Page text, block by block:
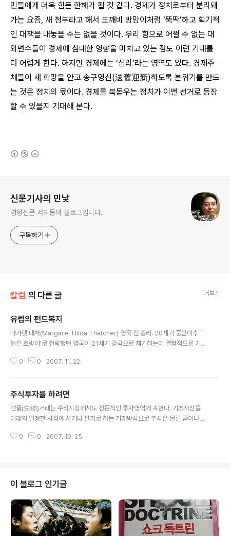
민들에게 더욱 힘든 한해가 될 것 같다. 경제가 정치로부터 분리돼
가는 요즘, 새 정부라고 해서 도깨비 방망이처럼 ‘뚝딱’하고 획기적
인 대책을 내놓을 수는 없을 것이다. 우리 힘으로 어쩔 수 없는 대
외변수들이 경제에 심대한 영향을 미치고 있는 점도 이런 기대를
더 어렵게 한다. 하지만 경제에는 ‘심리’라는 영역도 있다. 경제주
체들이 새 희망을 안고 송구영신(送舊迎新)하도록 분위기를 만드
는 것은 정치의 몫이다. 경제를 북돋우는 정치가 이번 선거로 등장
할 수 있을지 기대해 본다.
신문기사의 민낯
경향신문 서의동의 블로그입니다.
구독하기
칼럼 의 다른 글 더보기
유럽의 펀드복지
마가렛 대처(Margaret Hilda Thatcher) 영국 전 총리. 20세기 중반이후 `
늙은 호랑이'로 전락했던 영국이 21세기 강국으로 재기하는데 결정적으로 기여
들은 잘 알려져 있지만 광산노조와 1년반에 걸친 사투끝에 석탄산업 합리화를
셔 지방의 한 탄광노조 밴드를 소재로 한 영화 `브래스드 오프'(Brassed off)
에서 본 실직광부들의 고단한 모습들이 생생했던 탓인지 `철의 여인' 대처와 영
국에 대한 인상은 그다지 좋지 않았다. 영화를 볼 당시가 외환위기의 암운이..
0 0 2007. 11. 22.
주식투자를 하려면
선물(先物)거래는 주식시장에서도 전문적인 투자영역에 속한다. 기초자산을
미래의 일정한 시점에 사거나 팔기로 하는 거래방식으로 주식은 물론 금이나 곡
팔리는 것이 유리할지를 판단해 거래하는 방식인 만큼 고도의 전문성이 요구된
래가 세계최초의 선물거래였고 오사카에서는 쌀 선물거래소가 18세기에 만들
어졌다. ‘인간의 욕망’을 존중하기 시작한 자본주의와 거의 같은 궤적을 그리고
있는 셈이다. 에드워드 챈슬러가 ..
0 0 2007. 10. 25.
이 블로그 인기글